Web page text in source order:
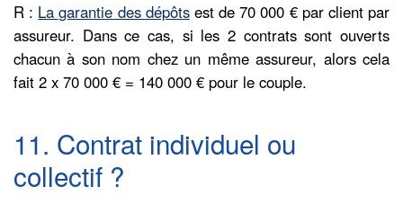
R : La garantie des dépôtsest de 70 000 € par client par
assureur. Dans ce cas, si les 2 contrats sont ouverts
chacun à son nom chez un même assureur, alors cela
fait 2 x 70 000 € = 140 000 € pour le couple.
11. Contrat individuel ou
collectif ?